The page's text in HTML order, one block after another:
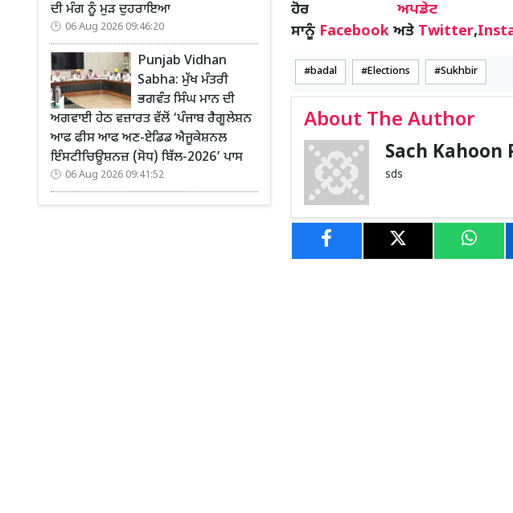
ਦੀ ਮੰਗ ਨੂੰ ਮੁੜ ਦੁਹਰਾਇਆ
06 Aug 2026 09:46:20
Punjab Vidhan
Sabha: ਮੁੱਖ ਮੰਤਰੀ
ਭਗਵੰਤ ਸਿੰਘ ਮਾਨ ਦੀ
ਅਗਵਾਈ ਹੇਠ ਵਜ਼ਾਰਤ ਵੱਲੋਂ ‘ਪੰਜਾਬ ਰੈਗੂਲੇਸ਼ਨ
ਆਫ ਫੀਸ ਆਫ ਅਣ-ਏਡਿਡ ਐਜੂਕੇਸ਼ਨਲ
ਇੰਸਟੀਚਿਊਸ਼ਨਜ਼ (ਸੋਧ) ਬਿੱਲ-2026’ ਪਾਸ
06 Aug 2026 09:41:52
ਹੋਰਅਪਡੇਟ
ਸਾਨੂੰ Facebook ਅਤੇ Twitter,
badal Elections Sukhbir
About The Author
Sach Kahoon
sds